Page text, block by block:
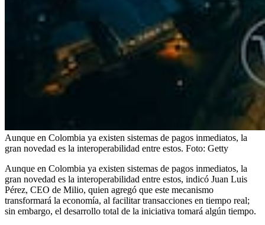
Aunque en Colombia ya existen sistemas de pagos inmediatos, la
gran novedad es la interoperabilidad entre estos. Foto: Getty
Aunque en Colombia ya existen sistemas de pagos inmediatos, la
gran novedad es la interoperabilidad entre estos, indicó Juan Luis
Pérez, CEO de Milio, quien agregó que este mecanismo
transformará la economía, al facilitar transacciones en tiempo real;
sin embargo, el desarrollo total de la iniciativa tomará algún tiempo.